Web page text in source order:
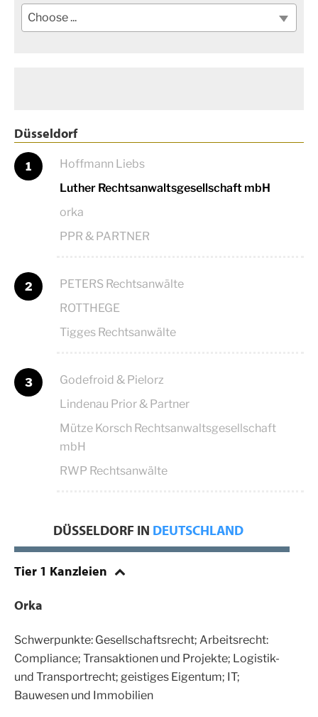
Choose ...
Düsseldorf
1
Hoffmann Liebs
Luther Rechtsanwaltsgesellschaft mbH
orka
PPR & PARTNER
2
PETERS Rechtsanwälte
ROTTHEGE
Tigges Rechtsanwälte
3
Godefroid & Pielorz
Lindenau Prior & Partner
Mütze Korsch Rechtsanwaltsgesellschaft
mbH
RWP Rechtsanwälte
DÜSSELDORF IN DEUTSCHLAND
Tier 1 Kanzleien
Orka
Schwerpunkte: Gesellschaftsrecht; Arbeitsrecht:
Compliance; Transaktionen und Projekte; Logistik-
und Transportrecht; geistiges Eigentum; IT;
Bauwesen und Immobilien